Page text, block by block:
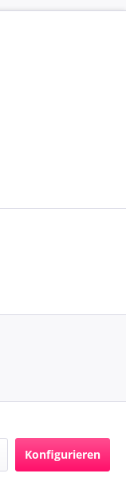
Konfigurieren